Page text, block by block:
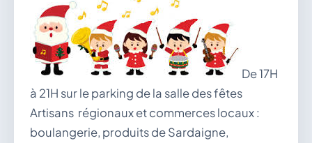
LUNDI 10 AOÛT 2026
Secrétariat ouvert
Lundi, mardi, jeudi, vendredi de 8h30 à 12h et
après-midi sur rendez-vous. Samedi sur rendez-
vous.
04 74 38 22 78
mairie@douvres.fr
140 Place de la Babillière, 01500 Douvres
Contacter la mairie
De 17H
à 21H sur le parking de la salle des fêtes
Artisans régionaux et commerces locaux :
boulangerie, produits de Sardaigne,